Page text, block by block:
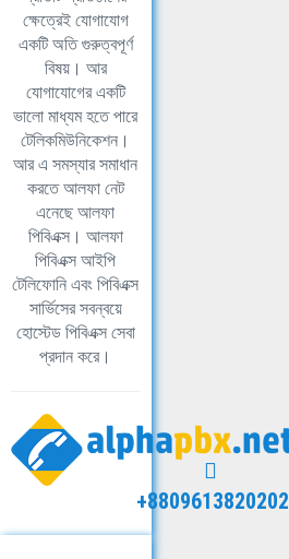
ক্ষেত্রেই যোগাযোগ
একটি অতি গুরুত্বপূর্ণ
বিষয়। আর
যোগাযোগের একটি
ভালো মাধ্যম হতে পারে
টেলিকমিউনিকেশন।
আর এ সমস্যার সমাধান
করতে আলফা নেট
এনেছে আলফা
পিবিএক্স। আলফা
পিবিএক্স আইপি
টেলিফোনি এবং পিবিএক্স
সার্ভিসের সবন্বয়ে
হোস্টেড পিবিএক্স সেবা
প্রদান করে।
+8809613820202